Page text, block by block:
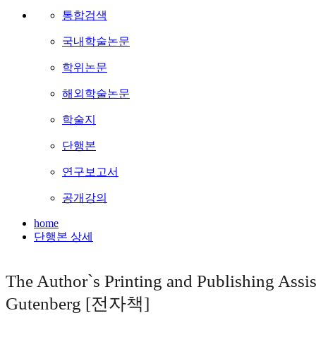
통합검색
국내학술논문
학위논문
해외학술논문
학술지
단행본
연구보고서
공개강의
home
단행본 상세
The Author`s Printing and Publishing
Gutenberg [전자책]